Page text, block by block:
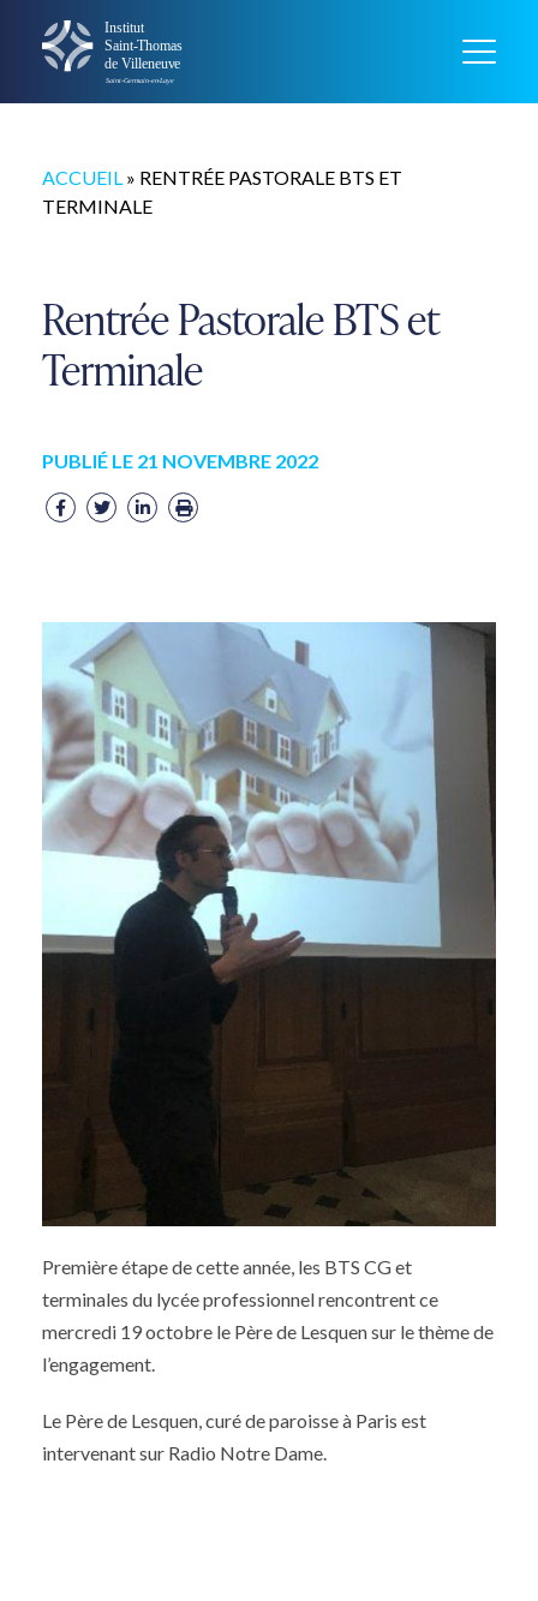
ACCUEIL » RENTRÉE PASTORALE BTS ET
TERMINALE
Rentrée Pastorale BTS et
Terminale
PUBLIÉ LE 21 NOVEMBRE 2022
Première étape de cette année, les BTS CG et
terminales du lycée professionnel rencontrent ce
mercredi 19 octobre le Père de Lesquen sur le thème de
l’engagement.
Le Père de Lesquen, curé de paroisse à Paris est
intervenant sur Radio Notre Dame.